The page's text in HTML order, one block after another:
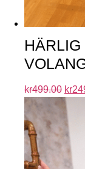
kr499.00 kr